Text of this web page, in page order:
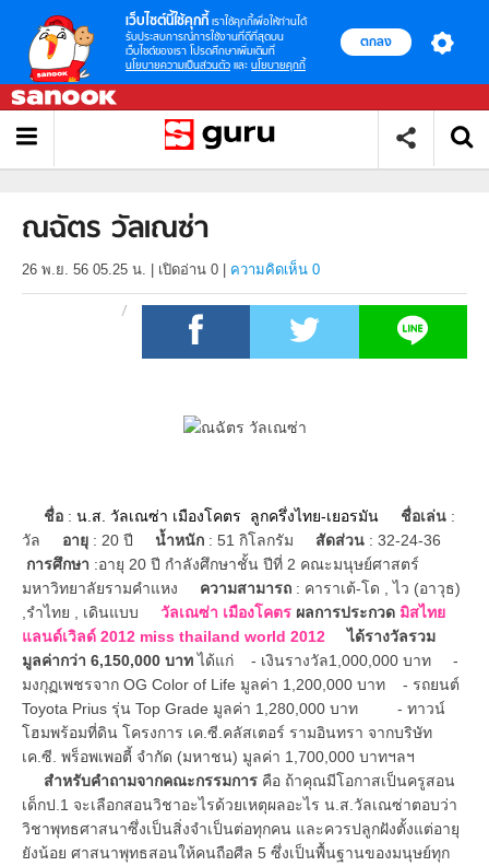
เว็บไซต์นี้ใช้คุกกี้ เราใช้คุกกี้เพื่อให้ท่านได้
รับประสบการณ์การใช้งานที่ดีที่สุดบน
เว็บไซต์ของเรา โปรดศึกษาเพิ่มเติมที่
นโยบายความเป็นส่วนตัว และ นโยบายคุกกี้
ตกลง
ณฉัตร วัลเณซ่า
26 พ.ย. 56 05.25 น. เปิดอ่าน 0 ความคิดเห็น 0
ชื่อ : น.ส. วัลเณซ่า เมืองโคตร ลูกครึ่งไทย-เยอรมัน ชื่อเล่น :
วัล อายุ : 20 ปี น้ำหนัก : 51 กิโลกรัม สัดส่วน : 32-24-36
การศึกษา :อายุ 20 ปี กำลังศึกษาชั้น ปีที่ 2 คณะมนุษย์ศาสตร์
มหาวิทยาลัยรามคำแหง
ความสามารถ : คาราเต้-โด , ไว (อาวุธ)
,รำไทย , เดินแบบ
วัลเณซ่า เมืองโคตร ผลการประกวด มิสไทย
แลนด์เวิลด์ 2012 miss thailand world 2012
ได้รางวัลรวม
มูลค่ากว่า 6,150,000 บาทได้แก่ - เงินรางวัล1,000,000 บาท -
มงกุฏเพชรจาก OG Color of Life มูลค่า 1,200,000 บาท - รถยนต์
Toyota Prius รุ่น Top Grade มูลค่า 1,280,000 บาท - ทาวน์
โฮมพร้อมที่ดิน โครงการ เค.ซี.คลัสเตอร์ รามอินทรา จากบริษัท
เค.ซี. พร็อพเพอตี้ จำกัด (มหาชน) มูลค่า 1,700,000 บาทฯลฯ
สำหรับคำถามจากคณะกรรมการ คือ ถ้าคุณมีโอกาสเป็นครูสอน
เด็กป.1 จะเลือกสอนวิชาอะไรด้วยเหตุผลอะไร น.ส.วัลเณซ่าตอบว่า
วิชาพุทธศาสนาซึ่งเป็นสิ่งจำเป็นต่อทุกคน และควรปลูกฝังตั้งแต่อายุ
ยังน้อย ศาสนาพุทธสอนให้คนถือศีล 5 ซึ่งเป็นพื้นฐานของมนุษย์ทุก